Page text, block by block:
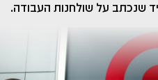
שנכתב על שולחנות העבודה.